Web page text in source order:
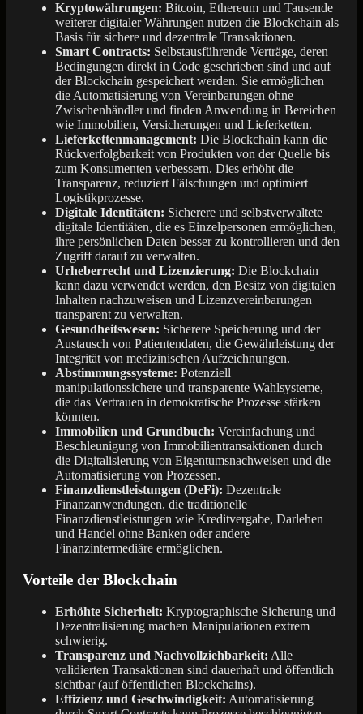
Kryptowährungen: Bitcoin, Ethereum und Tausende
weiterer digitaler Währungen nutzen die Blockchain als
Basis für sichere und dezentrale Transaktionen.
Smart Contracts: Selbstausführende Verträge, deren
Bedingungen direkt in Code geschrieben sind und auf
der Blockchain gespeichert werden. Sie ermöglichen
die Automatisierung von Vereinbarungen ohne
Zwischenhändler und finden Anwendung in Bereichen
wie Immobilien, Versicherungen und Lieferketten.
Lieferkettenmanagement: Die Blockchain kann die
Rückverfolgbarkeit von Produkten von der Quelle bis
zum Konsumenten verbessern. Dies erhöht die
Transparenz, reduziert Fälschungen und optimiert
Logistikprozesse.
Digitale Identitäten: Sicherere und selbstverwaltete
digitale Identitäten, die es Einzelpersonen ermöglichen,
ihre persönlichen Daten besser zu kontrollieren und den
Zugriff darauf zu verwalten.
Urheberrecht und Lizenzierung: Die Blockchain
kann dazu verwendet werden, den Besitz von digitalen
Inhalten nachzuweisen und Lizenzvereinbarungen
transparent zu verwalten.
Gesundheitswesen: Sicherere Speicherung und der
Austausch von Patientendaten, die Gewährleistung der
Integrität von medizinischen Aufzeichnungen.
Abstimmungssysteme: Potenziell
manipulationssichere und transparente Wahlsysteme,
die das Vertrauen in demokratische Prozesse stärken
könnten.
Immobilien und Grundbuch: Vereinfachung und
Beschleunigung von Immobilientransaktionen durch
die Digitalisierung von Eigentumsnachweisen und die
Automatisierung von Prozessen.
Finanzdienstleistungen (DeFi): Dezentrale
Finanzanwendungen, die traditionelle
Finanzdienstleistungen wie Kreditvergabe, Darlehen
und Handel ohne Banken oder andere
Finanzintermediäre ermöglichen.
Vorteile der Blockchain
Erhöhte Sicherheit: Kryptographische Sicherung und
Dezentralisierung machen Manipulationen extrem
schwierig.
Transparenz und Nachvollziehbarkeit: Alle
validierten Transaktionen sind dauerhaft und öffentlich
sichtbar (auf öffentlichen Blockchains).
Effizienz und Geschwindigkeit: Automatisierung